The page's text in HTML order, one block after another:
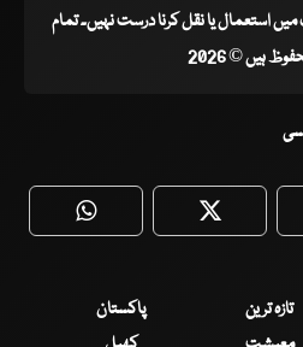
استعمال یا نقل کرنا درست نہیں۔ تمام
ہیں © 2026
WhatsApp Twitter
تازہ ترین
پاکستان